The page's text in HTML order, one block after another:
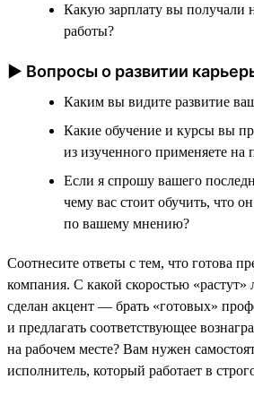
Какую зарплату вы получали
работы?
► Вопросы о развитии
Каким вы видите развитие
Какие обучение и курсы вы
из изученного применяете на
Если я спрошу вашего
чему вас стоит обучить, что
по вашему мнению?
Соотнесите ответы с тем, что готова
компания. С какой скоростью
сделан акцент — брать «готовых»
и предлагать соответствующее
на рабочем месте? Вам нужен
исполнитель, который работает в